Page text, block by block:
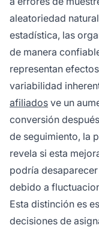
aleatoriedad
estadística, las
de manera
representan
variabilidad
afiliados ve un
conversión
de seguimiento, la
revela si esta
podría
debido a
Esta distinción es
decisiones de